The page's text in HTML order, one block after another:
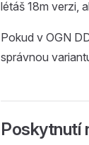
létáš 18m verzi,
Pokud v OGN
správnou
Poskytnutí